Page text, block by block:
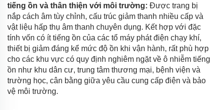
tiếng ồn và thân thiện với môi trường: Được trang bị
nắp cách âm tùy chỉnh, cấu trúc giảm thanh nhiều cấp và
vật liệu hấp thụ âm thanh chuyên dụng. Kết hợp với đặc
tính vốn có ít tiếng ồn của các tổ máy phát điện chạy khí,
thiết bị giảm đáng kể mức độ ồn khi vận hành, rất phù hợp
cho các khu vực có quy định nghiêm ngặt về ô nhiễm tiếng
ồn như khu dân cư, trung tâm thương mại, bệnh viện và
trường học, cân bằng giữa yêu cầu cung cấp điện và bảo
vệ môi trường.